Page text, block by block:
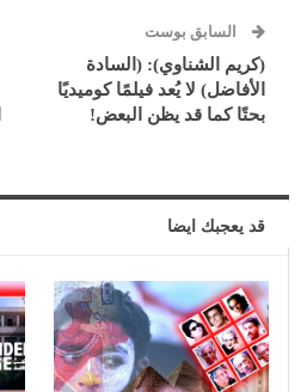
السابق بوست
(كريم الشناوي): (السادة
الأفاضل) لا يُعد فيلمًا كوميديًا
بحتًا كما قد يظن البعض!
قد يعجبك ايضا